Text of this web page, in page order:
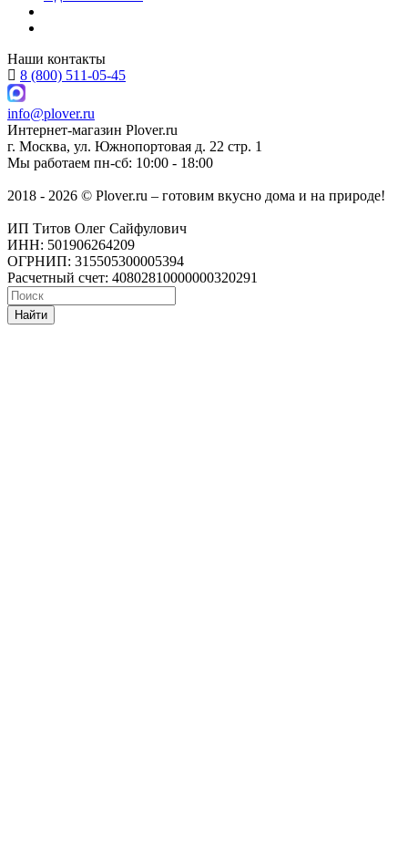
Наши контакты
8 (800) 511-05-45
info@plover.ru
Интернет-магазин Plover.ru
г. Москва, ул. Южнопортовая д. 22 стр. 1
Мы работаем пн-сб: 10:00 - 18:00
2018 - 2026 © Plover.ru – готовим вкусно дома и на природе!
ИП Титов Олег Сайфулович
ИНН: 501906264209
ОГРНИП: 315505300005394
Расчетный счет: 40802810000000320291
Найти